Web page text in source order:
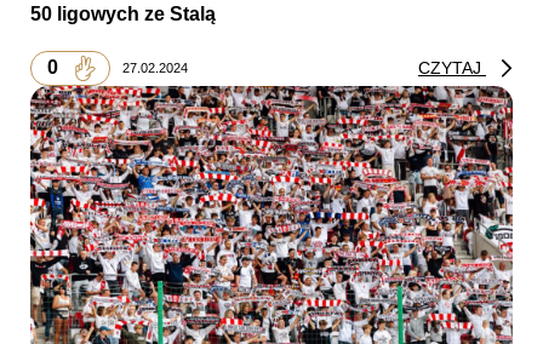
50 ligowych ze Stalą
0 27.02.2024 CZYTAJ